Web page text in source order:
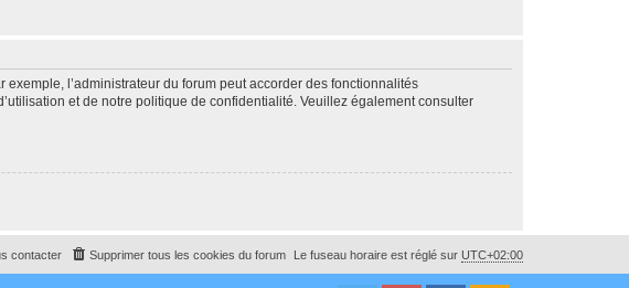
l’administrateur du forum peut accorder des fonctionnalités
et de notre politique de confidentialité. Veuillez également consulter
Le fuseau horaire est réglé sur UTC+02:00
Supprimer tous les cookies du forum
contacter